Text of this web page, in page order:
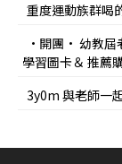
重度運動族群喝
•開團• 幼教屆
學習圖卡＆ 推薦
3y0m 與老師一